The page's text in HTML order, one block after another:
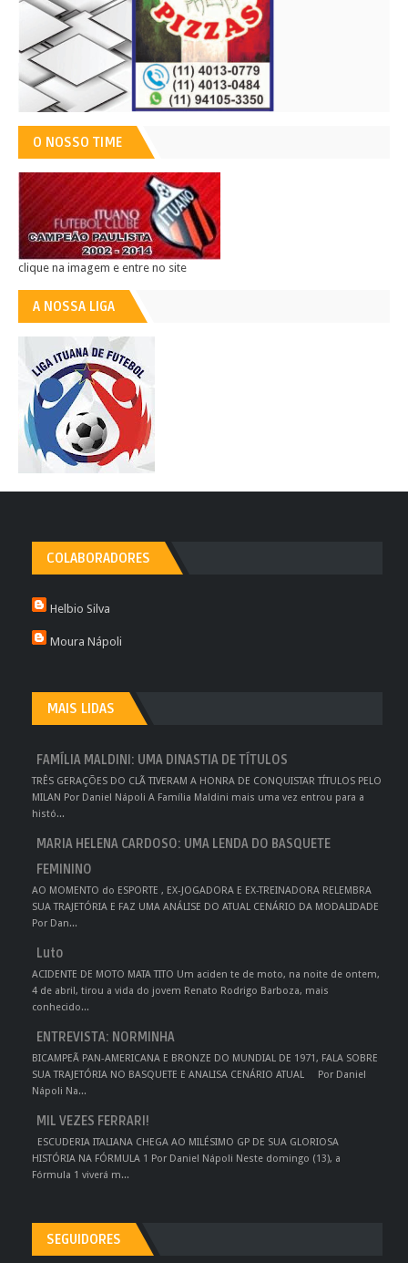
O NOSSO TIME
clique na imagem e entre no site
A NOSSA LIGA
COLABORADORES
Helbio Silva
Moura Nápoli
MAIS LIDAS
FAMÍLIA MALDINI: UMA DINASTIA DE TÍTULOS
TRÊS GERAÇÕES DO CLÃ TIVERAM A HONRA DE CONQUISTAR TÍTULOS PELO
MILAN Por Daniel Nápoli A Família Maldini mais uma vez entrou para a
histó...
MARIA HELENA CARDOSO: UMA LENDA DO BASQUETE
FEMININO
AO MOMENTO do ESPORTE , EX-JOGADORA E EX-TREINADORA RELEMBRA
SUA TRAJETÓRIA E FAZ UMA ANÁLISE DO ATUAL CENÁRIO DA MODALIDADE
Por Dan...
Luto
ACIDENTE DE MOTO MATA TITO Um aciden te de moto, na noite de ontem,
4 de abril, tirou a vida do jovem Renato Rodrigo Barboza, mais
conhecido...
ENTREVISTA: NORMINHA
BICAMPEÃ PAN-AMERICANA E BRONZE DO MUNDIAL DE 1971, FALA SOBRE
SUA TRAJETÓRIA NO BASQUETE E ANALISA CENÁRIO ATUAL Por Daniel
Nápoli Na...
MIL VEZES FERRARI!
ESCUDERIA ITALIANA CHEGA AO MILÉSIMO GP DE SUA GLORIOSA
HISTÓRIA NA FÓRMULA 1 Por Daniel Nápoli Neste domingo (13), a
Fórmula 1 viverá m...
SEGUIDORES